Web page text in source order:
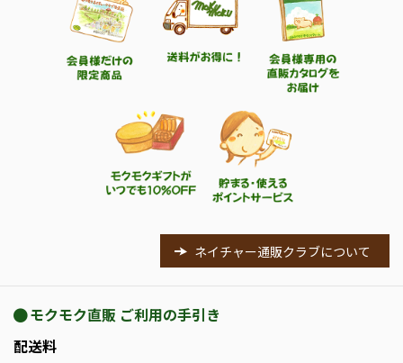
ネイチャー通販クラブについて
モクモク直販 ご利用の手引き
配送料